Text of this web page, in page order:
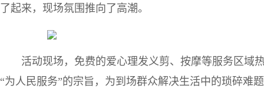
了起来，现场氛围推向了高潮。
活动现场，免费的爱心理发义剪、按摩等服务区域
“为人民服务”的宗旨，为到场群众解决生活中的琐碎难